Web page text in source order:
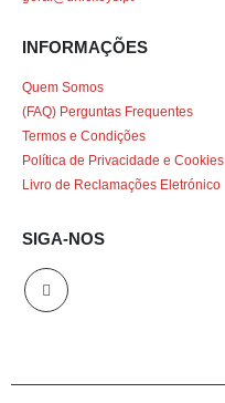
INFORMAÇÕES
Quem Somos
(FAQ) Perguntas Frequentes
Termos e Condições
Política de Privacidade e Cookies
Livro de Reclamações Eletrónico
SIGA-NOS